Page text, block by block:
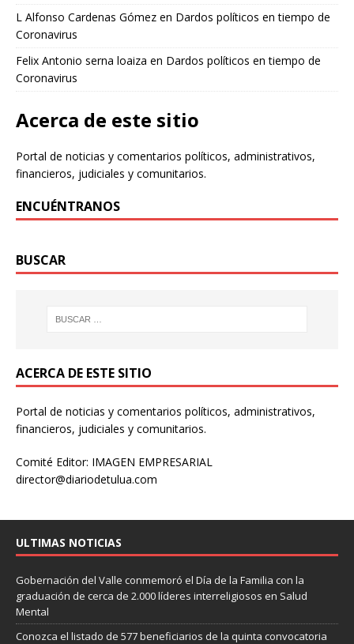
L Alfonso Cardenas Gómez en Dardos políticos en tiempo de
Coronavirus
Felix Antonio serna loaiza en Dardos políticos en tiempo de
Coronavirus
Acerca de este sitio
Portal de noticias y comentarios políticos, administrativos,
financieros, judiciales y comunitarios.
ENCUÉNTRANOS
BUSCAR
ACERCA DE ESTE SITIO
Portal de noticias y comentarios políticos, administrativos,
financieros, judiciales y comunitarios.
Comité Editor: IMAGEN EMPRESARIAL
director@diariodetulua.com
ULTIMAS NOTICIAS
Gobernación del Valle conmemoró el Día de la Familia con la
graduación de cerca de 2.000 líderes interreligiosos en Salud
Mental
Conozca el listado de 577 beneficiarios de la quinta convocatoria